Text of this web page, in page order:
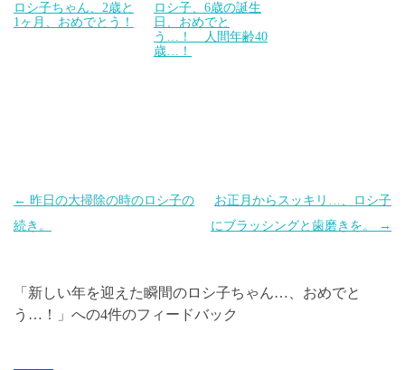
ロシ子ちゃん、2歳と
1ヶ月、おめでとう！
ロシ子、6歳の誕生
日、おめでと
う…！ 人間年齢40
歳…！
投
稿
← 昨日の大掃除の時のロシ子の
続き。
お正月からスッキリ…、ロシ子
にブラッシングと歯磨きを。
→
「 新しい年を迎えた瞬間のロシ子ちゃん…、おめでと
う…！
」への4件のフィードバック